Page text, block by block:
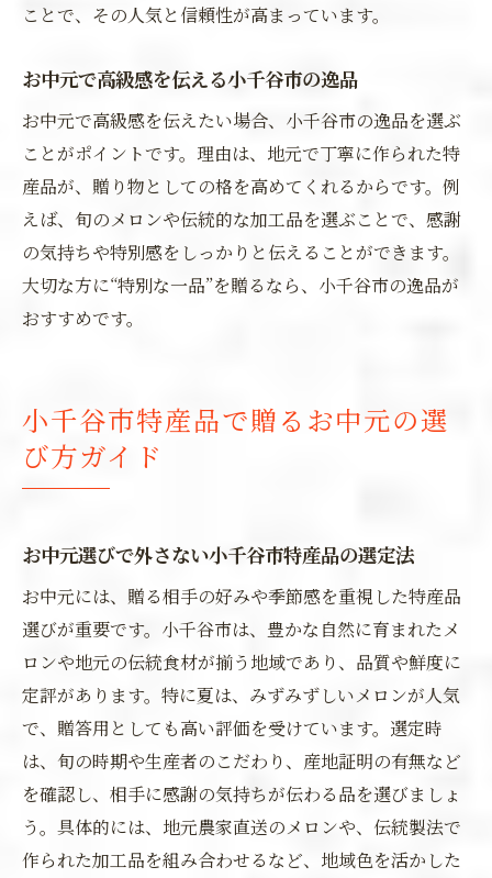
ことで、その人気と信頼性が高まっています。
お中元で高級感を伝える小千谷市の逸品
お中元で高級感を伝えたい場合、小千谷市の逸品を選ぶ
ことがポイントです。理由は、地元で丁寧に作られた特
産品が、贈り物としての格を高めてくれるからです。例
えば、旬のメロンや伝統的な加工品を選ぶことで、感謝
の気持ちや特別感をしっかりと伝えることができます。
大切な方に“特別な一品”を贈るなら、小千谷市の逸品が
おすすめです。
小千谷市特産品で贈るお中元の選
び方ガイド
お中元選びで外さない小千谷市特産品の選定法
お中元には、贈る相手の好みや季節感を重視した特産品
選びが重要です。小千谷市は、豊かな自然に育まれたメ
ロンや地元の伝統食材が揃う地域であり、品質や鮮度に
定評があります。特に夏は、みずみずしいメロンが人気
で、贈答用としても高い評価を受けています。選定時
は、旬の時期や生産者のこだわり、産地証明の有無など
を確認し、相手に感謝の気持ちが伝わる品を選びましょ
う。具体的には、地元農家直送のメロンや、伝統製法で
作られた加工品を組み合わせるなど、地域色を活かした